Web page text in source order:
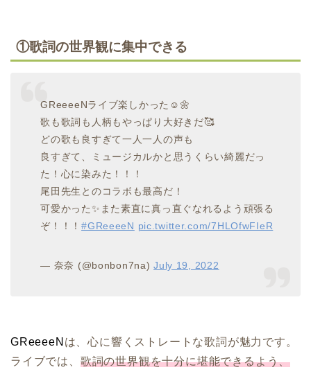
①歌詞の世界観に集中できる
GReeeeNライブ楽しかった☺️🌼
歌も歌詞も人柄もやっぱり大好きだ🥰
どの歌も良すぎて一人一人の声も
良すぎて、ミュージカルかと思うくらい綺麗だっ
た！心に染みた！！！
尾田先生とのコラボも最高だ！
可愛かった✨また素直に真っ直ぐなれるよう頑張る
ぞ！！！#GReeeeN pic.twitter.com/7HLOfwFIeR
— 奈奈 (@bonbon7na)July 19, 2022
GReeeeN は、心に響くストレートな歌詞が魅力です。
ライブでは、 歌詞の世界観を十分に堪能できるよう、